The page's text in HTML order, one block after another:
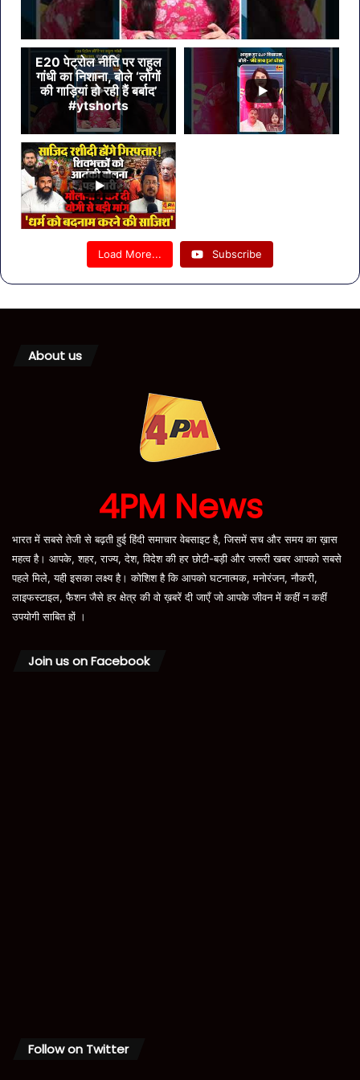
E20 पेट्रोल नीति पर राहुल
गांधी का निशाना, बोले ‘लोगों
की गाड़ियां हो रही हैं बर्बाद’
#ytshorts
Load More... Subscribe
About us
4PM News
भारत में सबसे तेजी से बढ़ती हुई हिंदी समाचार वेबसाइट है, जिसमें सच और समय का ख़ास
महत्व है। आपके, शहर, राज्य, देश, विदेश की हर छोटी-बड़ी और जरूरी खबर आपको सबसे
पहले मिले, यही इसका लक्ष्य है। कोशिश है कि आपको घटनात्मक, मनोरंजन, नौकरी,
लाइफस्टाइल, फैशन जैसे हर क्षेत्र की वो ख़बरें दी जाएँ जो आपके जीवन में कहीं न कहीं
उपयोगी साबित हों ।
Join us on Facebook
Follow on Twitter